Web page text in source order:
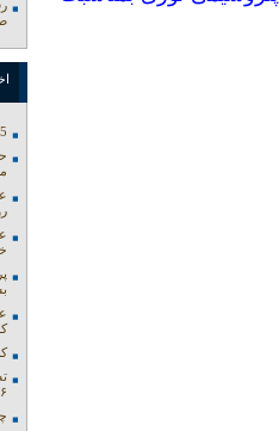
5 داور بوشهری مجوز لیگ برتر گرفتند